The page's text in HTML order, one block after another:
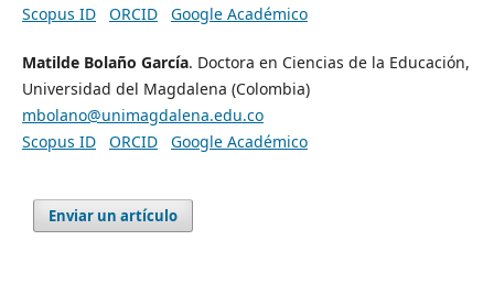
Scopus ID
ORCID Google Académico
Matilde Bolaño García. Doctora en Ciencias de la Educación,
Universidad del Magdalena (Colombia)
mbolano@unimagdalena.edu.co
Scopus ID
ORCID Google Académico
Enviar un artículo